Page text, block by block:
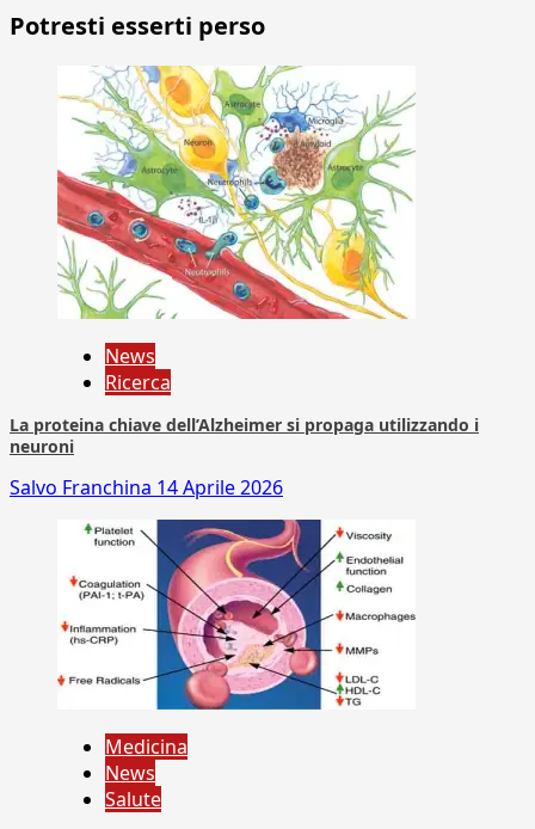
Potresti esserti perso
News
Ricerca
La proteina chiave dell’Alzheimer si propaga utilizzando i
neuroni
Salvo Franchina 14 Aprile 2026
Medicina
News
Salute